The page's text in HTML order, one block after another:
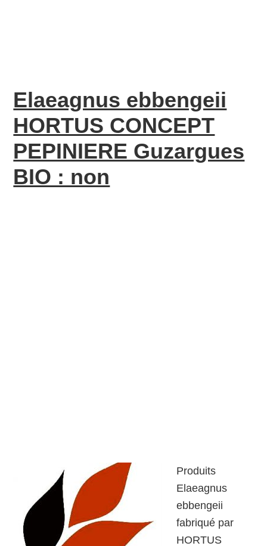
Elaeagnus ebbengeii
HORTUS CONCEPT
PEPINIERE Guzargues
BIO : non
Produits
Elaeagnus
ebbengeii
fabriqué par
HORTUS